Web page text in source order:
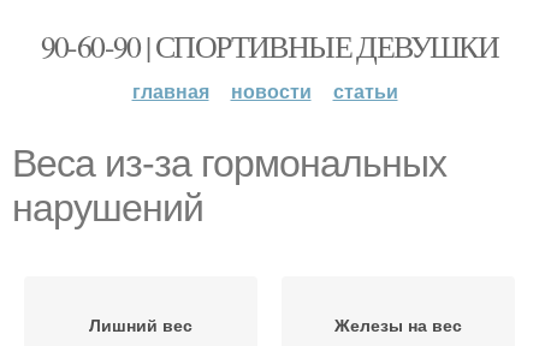
90-60-90 | СПОРТИВНЫЕ ДЕВУШКИ
главная новости статьи
Веса из-за гормональных
нарушений
Лишний вес Железы на вес